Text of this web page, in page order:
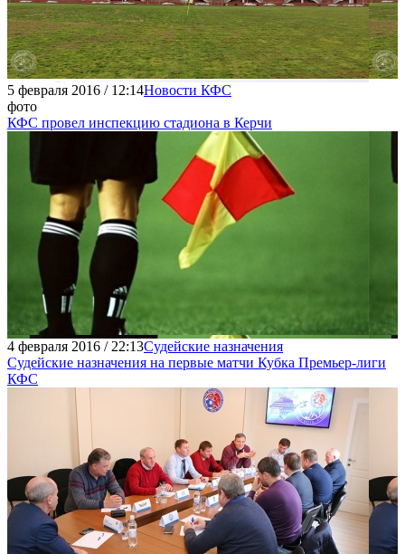
5 февраля 2016 / 12:14Новости КФС
фото
КФС провел инспекцию стадиона в Керчи
4 февраля 2016 / 22:13Судейские назначения
Судейские назначения на первые матчи Кубка Премьер-лиги
КФС